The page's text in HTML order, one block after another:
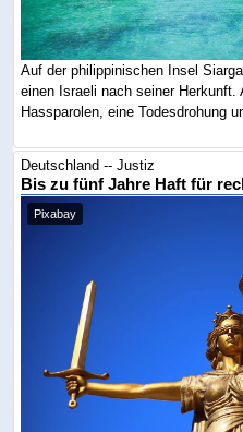
Auf der philippinischen Insel
einen Israeli nach seiner
Hassparolen, eine Todesdrohung
Deutschland -- Justiz
Bis zu fünf Jahre Haft für
Pixabay